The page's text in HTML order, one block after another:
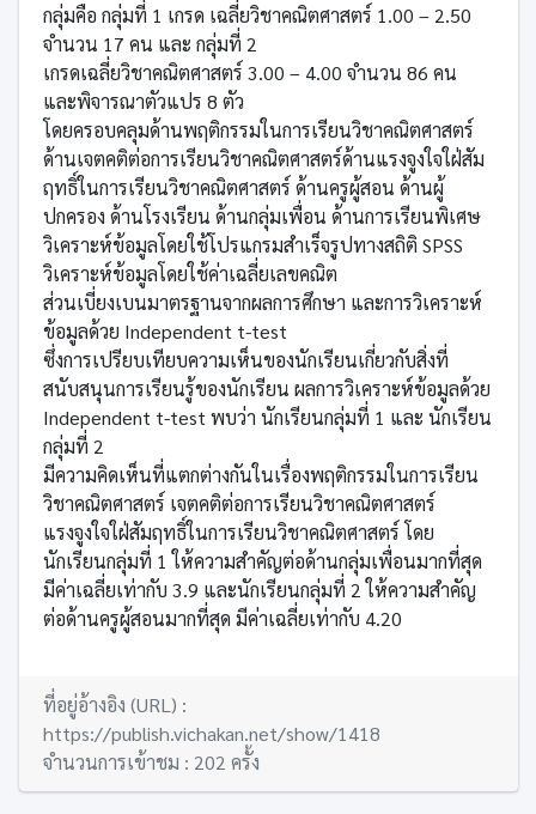
กลุ่มคือ กลุ่มที่ 1 เกรด เฉลี่ยวิชาคณิตศาสตร์ 1.00 – 2.50
จำนวน 17 คน และ กลุ่มที่ 2
เกรดเฉลี่ยวิชาคณิตศาสตร์ 3.00 – 4.00 จำนวน 86 คน
และพิจารณาตัวแปร 8 ตัว
โดยครอบคลุมด้านพฤติกรรมในการเรียนวิชาคณิตศาสตร์
ด้านเจตคติต่อการเรียนวิชาคณิตศาสตร์ด้านแรงจูงใจใฝ่สัม
ฤทธิ์ในการเรียนวิชาคณิตศาสตร์ ด้านครูผู้สอน ด้านผู้
ปกครอง ด้านโรงเรียน ด้านกลุ่มเพื่อน ด้านการเรียนพิเศษ
วิเคราะห์ข้อมูลโดยใช้โปรแกรมสำเร็จรูปทางสถิติ SPSS
วิเคราะห์ข้อมูลโดยใช้ค่าเฉลี่ยเลขคณิต
ส่วนเบี่ยงเบนมาตรฐานจากผลการศึกษา และการวิเคราะห์
ข้อมูลด้วย Independent t-test
ซึ่งการเปรียบเทียบความเห็นของนักเรียนเกี่ยวกับสิ่งที่
สนับสนุนการเรียนรู้ของนักเรียน ผลการวิเคราะห์ข้อมูลด้วย
Independent t-test พบว่า นักเรียนกลุ่มที่ 1 และ นักเรียน
กลุ่มที่ 2
มีความคิดเห็นที่แตกต่างกันในเรื่องพฤติกรรมในการเรียน
วิชาคณิตศาสตร์ เจตคติต่อการเรียนวิชาคณิตศาสตร์
แรงจูงใจใฝ่สัมฤทธิ์ในการเรียนวิชาคณิตศาสตร์ โดย
นักเรียนกลุ่มที่ 1 ให้ความสำคัญต่อด้านกลุ่มเพื่อนมากที่สุด
มีค่าเฉลี่ยเท่ากับ 3.9 และนักเรียนกลุ่มที่ 2 ให้ความสำคัญ
ต่อด้านครูผู้สอนมากที่สุด มีค่าเฉลี่ยเท่ากับ 4.20
ที่อยู่อ้างอิง (URL) :
https://publish.vichakan.net/show/1418
จำนวนการเข้าชม : 202 ครั้ง